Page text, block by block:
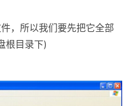
所以我们要先把它全部
根目录下)